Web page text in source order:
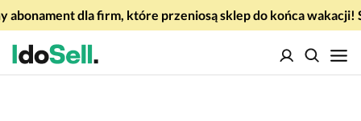
abonament dla firm, które przeniosą sklep do końca wakacji!